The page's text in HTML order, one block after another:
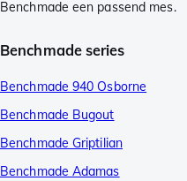
Benchmade een passend mes.
Benchmade series
Benchmade 940 Osborne
Benchmade Bugout
Benchmade Griptilian
Benchmade Adamas